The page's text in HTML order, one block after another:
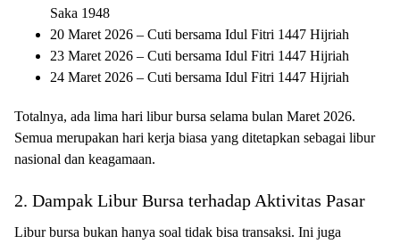
Saka 1948
20 Maret 2026 – Cuti bersama Idul Fitri 1447 Hijriah
23 Maret 2026 – Cuti bersama Idul Fitri 1447 Hijriah
24 Maret 2026 – Cuti bersama Idul Fitri 1447 Hijriah
Totalnya, ada lima hari libur bursa selama bulan Maret 2026.
Semua merupakan hari kerja biasa yang ditetapkan sebagai libur
nasional dan keagamaan.
2. Dampak Libur Bursa terhadap Aktivitas Pasar
Libur bursa bukan hanya soal tidak bisa transaksi. Ini juga